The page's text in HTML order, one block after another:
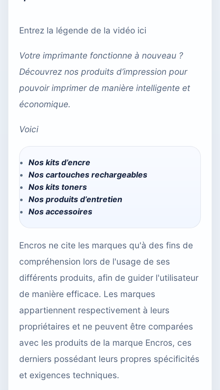
Entrez la légende de la vidéo ici
Votre imprimante fonctionne à nouveau ?
Découvrez nos produits d’impression pour
pouvoir imprimer de manière intelligente et
économique.
Voici
Nos kits d’encre
Nos cartouches rechargeables
Nos kits toners
Nos produits d’entretien
Nos accessoires
Encros ne cite les marques qu'à des fins de
compréhension lors de l'usage de ses
différents produits, afin de guider l'utilisateur
de manière efficace. Les marques
appartiennent respectivement à leurs
propriétaires et ne peuvent être comparées
avec les produits de la marque Encros, ces
derniers possédant leurs propres spécificités
et exigences techniques.